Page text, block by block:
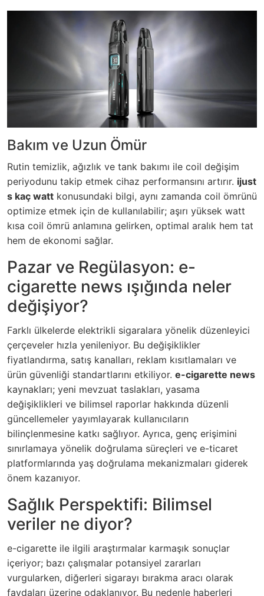
Bakım ve Uzun Ömür
Rutin temizlik, ağızlık ve tank bakımı ile coil değişim
periyodunu takip etmek cihaz performansını artırır. ijust
s kaç watt konusundaki bilgi, aynı zamanda coil ömrünü
optimize etmek için de kullanılabilir; aşırı yüksek watt
kısa coil ömrü anlamına gelirken, optimal aralık hem tat
hem de ekonomi sağlar.
Pazar ve Regülasyon: e-
cigarette news ışığında neler
değişiyor?
Farklı ülkelerde elektrikli sigaralara yönelik düzenleyici
çerçeveler hızla yenileniyor. Bu değişiklikler
fiyatlandırma, satış kanalları, reklam kısıtlamaları ve
ürün güvenliği standartlarını etkiliyor. e-cigarette news
kaynakları; yeni mevzuat taslakları, yasama
değişiklikleri ve bilimsel raporlar hakkında düzenli
güncellemeler yayımlayarak kullanıcıların
bilinçlenmesine katkı sağlıyor. Ayrıca, genç erişimini
sınırlamaya yönelik doğrulama süreçleri ve e-ticaret
platformlarında yaş doğrulama mekanizmaları giderek
önem kazanıyor.
Sağlık Perspektifi: Bilimsel
veriler ne diyor?
e-cigarette ile ilgili araştırmalar karmaşık sonuçlar
içeriyor; bazı çalışmalar potansiyel zararları
vurgularken, diğerleri sigarayı bırakma aracı olarak
faydaları üzerine odaklanıyor. Bu nedenle haberleri